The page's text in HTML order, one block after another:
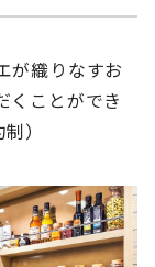
が織りなすお
くことができ
）